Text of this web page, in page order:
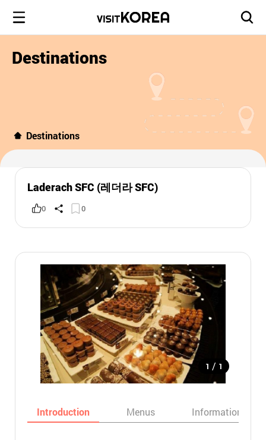
Destinations
Destinations
Laderach SFC (레더라 SFC)
0 0
1 / 1
Introduction Menus Informations